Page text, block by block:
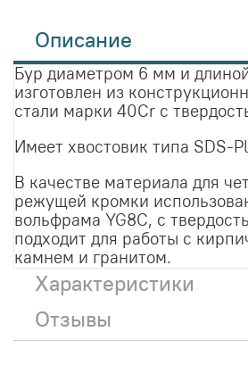
Описание
Бур диаметром 6 мм и
изготовлен из
стали марки 40Cr с
Имеет хвостовик типа SDS-
В качестве материала для
режущей кромки
вольфрама YG8C, с
подходит для работы с
камнем и гранитом.
Характеристики
Отзывы